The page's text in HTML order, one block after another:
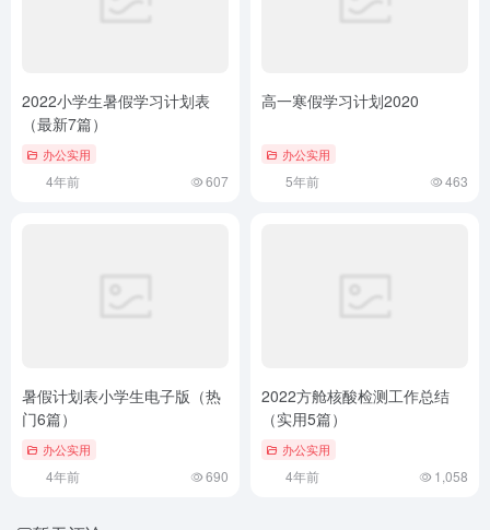
2022小学生暑假学习计划表
（最新7篇）
办公实用
4年前 607
高一寒假学习计划2020
办公实用
5年前 463
暑假计划表小学生电子版（热
门6篇）
办公实用
4年前 690
2022方舱核酸检测工作总结
（实用5篇）
办公实用
4年前 1,058